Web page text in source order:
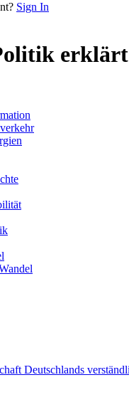
Sign In
erklärt